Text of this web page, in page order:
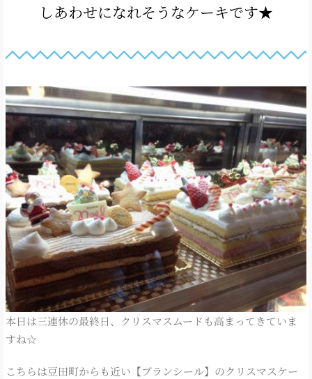
しあわせになれそうなケーキです★
本日は三連休の最終日、クリスマスムードも高まってきていま
すね☆
こちらは豆田町からも近い【ブランシール】のクリスマスケー